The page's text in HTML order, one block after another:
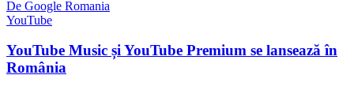
De Google Romania
YouTube
YouTube Music și YouTube Premium se lansează în
România